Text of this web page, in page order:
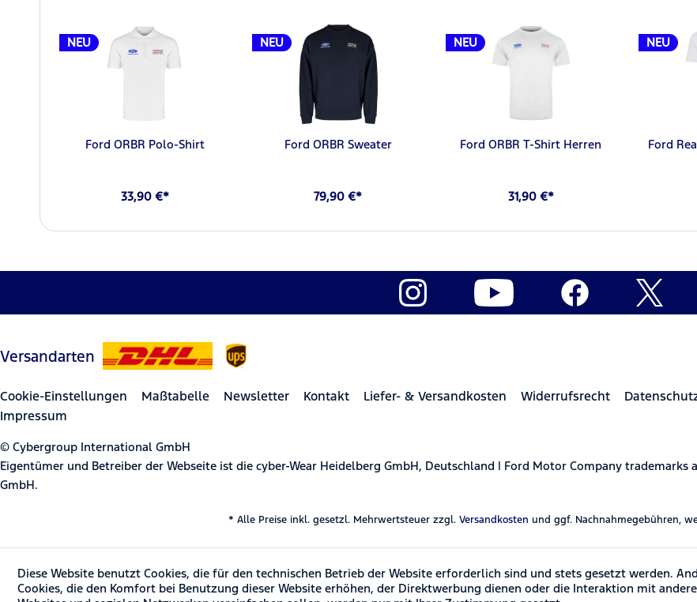
NEU
Ford ORBR Polo-Shirt
33,90 €*
NEU
Ford ORBR Sweater
79,90 €*
NEU
Ford ORBR T-Shirt Herren
31,90 €*
NEU
Ford
Versandarten
Cookie-Einstellungen Maßtabelle Newsletter Kontakt Liefer- & Versandkosten Widerrufsrecht
Impressum
© Cybergroup International GmbH
Eigentümer und Betreiber der Webseite ist die cyber-Wear Heidelberg GmbH, Deutschland | Ford Motor Company
GmbH.
* Alle Preise inkl. gesetzl. Mehrwertsteuer zzgl. Versandkosten und ggf. Nachnahmegebühren,
Diese Website benutzt Cookies, die für den technischen Betrieb der Website erforderlich sind und stets gesetzt werden.
Cookies, die den Komfort bei Benutzung dieser Website erhöhen, der Direktwerbung dienen oder die Interaktion mit